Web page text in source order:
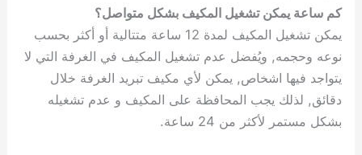
كم ساعة يمكن تشغيل المكيف بشكل متواصل؟
يمكن تشغيل المكيف لمدة 12 ساعة متتالية أو أكثر بحسب
نوعه وحجمه, ويُفضل عدم تشغيل المكيف في الغرفة التي لا
يتواجد فيها اشخاص, يمكن لأي مكيف تبريد الغرفة خلال
دقائق, لذلك يجب المحافظة على المكيف و عدم تشغيله
بشكل مستمر لأكثر من 24 ساعة.